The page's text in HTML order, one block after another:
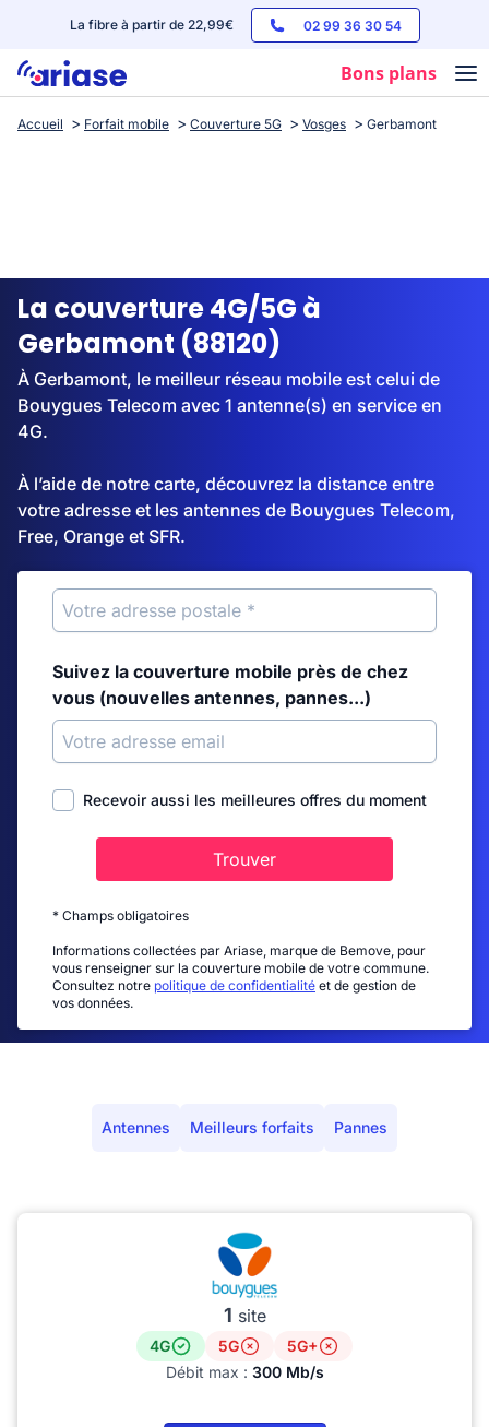
La fibre à partir de 22,99€ 02 99 36 30 54
Bons plans
Box internet
Streaming
Accueil Forfait mobile Couverture 5G Vosges Gerbamont
La couverture 4G/5G à
Gerbamont (88120)
À Gerbamont, le meilleur réseau mobile est celui de
Bouygues Telecom avec 1 antenne(s) en service en
4G.
À l’aide de notre carte, découvrez la distance entre
votre adresse et les antennes de Bouygues Telecom,
Free, Orange et SFR.
Suivez la couverture mobile près de chez
vous (nouvelles antennes, pannes...)
Recevoir aussi les meilleures offres du moment
Trouver
* Champs obligatoires
Informations collectées par Ariase, marque de Bemove, pour
vous renseigner sur la couverture mobile de votre commune.
Consultez notre politique de confidentialité et de gestion de
vos données.
Antennes Meilleurs forfaits Pannes
1 site
4G 5G
5G+
Débit max : 300 Mb/s